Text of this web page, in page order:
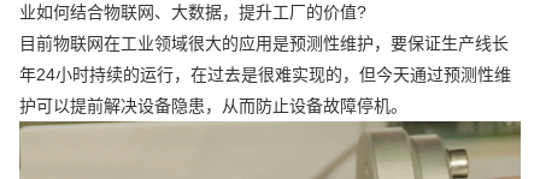
业如何结合物联网、大数据，提升工厂的价值?
目前物联网在工业领域很大的应用是预测性维护，要保证生产线长
年24小时持续的运行，在过去是很难实现的，但今天通过预测性维
护可以提前解决设备隐患，从而防止设备故障停机。